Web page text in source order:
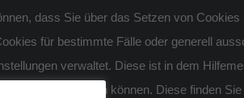
dass Sie über das Setzen von
für bestimmte Fälle oder generell
verwaltet. Diese ist in dem
ändern können. Diese finden